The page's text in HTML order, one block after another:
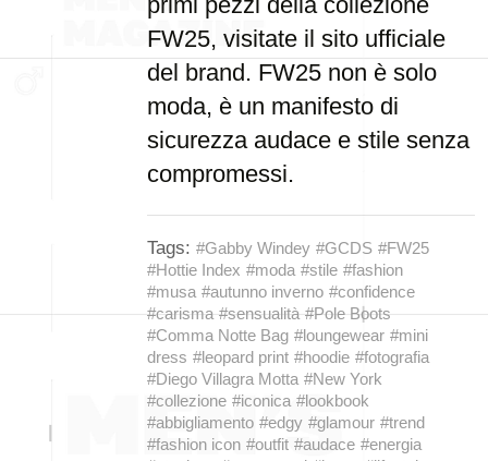
FW25, visitate il sito ufficiale
del brand. FW25 non è solo
moda, è un manifesto di
sicurezza audace e stile senza
compromessi.
Tags: #Gabby Windey #GCDS #FW25
#Hottie Index #moda #stile #fashion
#musa #autunno inverno #confidence
#carisma #sensualità #Pole Boots
#Comma Notte Bag #loungewear #mini
dress #leopard print #hoodie #fotografia
#Diego Villagra Motta #New York
#collezione #iconica #lookbook
#abbigliamento #edgy #glamour #trend
#fashion icon #outfit #audace #energia